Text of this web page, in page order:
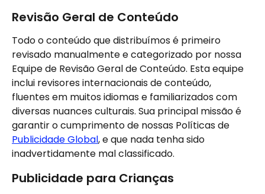
Revisão Geral de Conteúdo
Todo o conteúdo que distribuímos é primeiro
revisado manualmente e categorizado por nossa
Equipe de Revisão Geral de Conteúdo. Esta equipe
inclui revisores internacionais de conteúdo,
fluentes em muitos idiomas e familiarizados com
diversas nuances culturais. Sua principal missão é
garantir o cumprimento de nossas Políticas de
Publicidade Global, e que nada tenha sido
inadvertidamente mal classificado.
Publicidade para Crianças